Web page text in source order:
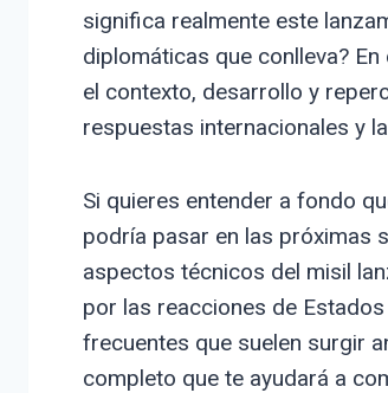
significa realmente este
diplomáticas que conlleva?
el contexto, desarrollo y
respuestas internacionales y
Si quieres entender a fondo
podría pasar en las próximas
aspectos técnicos del misil
por las reacciones de
frecuentes que suelen surgir
completo que te ayudará a